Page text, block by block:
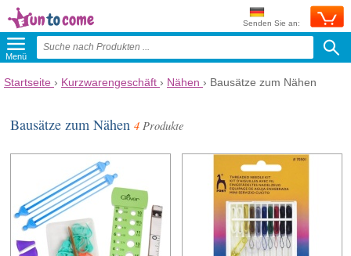
Senden Sie an:
Menü
Startseite › Kurzwarengeschäft › Nähen › Bausätze zum Nähen
Bausätze zum Nähen4 Produkte